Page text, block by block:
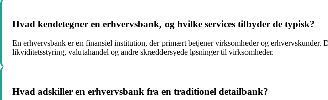
Hvad kendetegner en erhvervsbank, og hvilke services tilbyder de typisk?
En erhvervsbank er en finansiel institution, der primært betjener virksomheder og
likviditetsstyring, valutahandel og andre skræddersyede løsninger til virksomheder.
Hvad adskiller en erhvervsbank fra en traditionel detailbank?